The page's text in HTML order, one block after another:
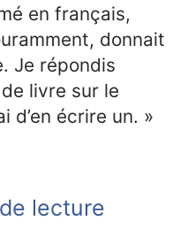
en français,
donnait
Je répondis
de livre sur le
d’en écrire un. »
lecture